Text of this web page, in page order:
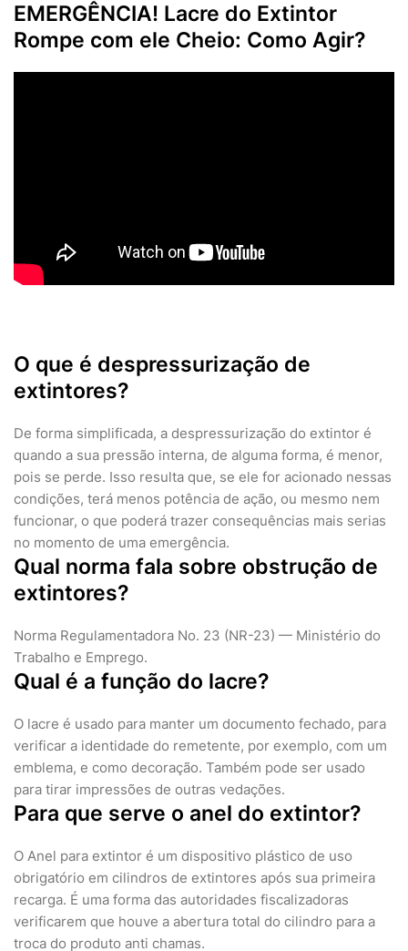
EMERGÊNCIA! Lacre do Extintor
Rompe com ele Cheio: Como Agir?
O que é despressurização de
extintores?
De forma simplificada, a despressurização do extintor é
quando a sua pressão interna, de alguma forma, é menor,
pois se perde. Isso resulta que, se ele for acionado nessas
condições, terá menos potência de ação, ou mesmo nem
funcionar, o que poderá trazer consequências mais serias
no momento de uma emergência.
Qual norma fala sobre obstrução de
extintores?
Norma Regulamentadora No. 23 (NR-23) — Ministério do
Trabalho e Emprego.
Qual é a função do lacre?
O lacre é usado para manter um documento fechado, para
verificar a identidade do remetente, por exemplo, com um
emblema, e como decoração. Também pode ser usado
para tirar impressões de outras vedações.
Para que serve o anel do extintor?
O Anel para extintor é um dispositivo plástico de uso
obrigatório em cilindros de extintores após sua primeira
recarga. É uma forma das autoridades fiscalizadoras
verificarem que houve a abertura total do cilindro para a
troca do produto anti chamas.